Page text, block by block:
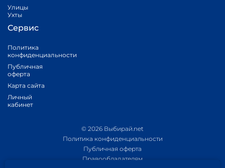
Улицы
Ухты
Сервис
Политика
конфиденциальности
Публичная
оферта
Карта сайта
Личный
кабинет
© 2026 Выбирай.net
Политика конфиденциальности
Публичная оферта
Правообладателям